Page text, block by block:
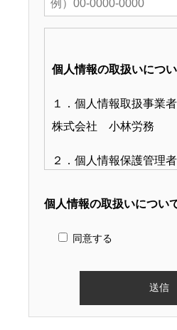
個人情報の取扱いにつ
１．個人情報取扱事業
株式会社 小林労務
２．個人情報保護管理者
美由紀
e-mail: kob_contact-
３．個人情報の利用目的
個人情報の取扱いについ
同意する